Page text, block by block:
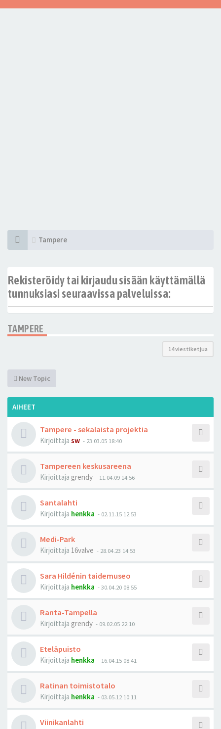
Tampere
Rekisteröidy tai kirjaudu sisään käyttämällä
tunnuksiasi seuraavissa palveluissa:
TAMPERE
14 viestiketjua
New Topic
AIHEET
Tampere - sekalaista projektia
Kirjoittaja sw - 23.03.05 18:40
Tampereen keskusareena
Kirjoittaja grendy - 11.04.09 14:56
Santalahti
Kirjoittaja henkka - 02.11.15 12:53
Medi-Park
Kirjoittaja 16valve - 28.04.23 14:53
Sara Hildénin taidemuseo
Kirjoittaja henkka -30.04.20 08:55
Ranta-Tampella
Kirjoittaja grendy - 09.02.05 22:10
Eteläpuisto
Kirjoittaja henkka - 16.04.15 08:41
Ratinan toimistotalo
Kirjoittaja henkka - 03.05.12 10:11
Viinikanlahti